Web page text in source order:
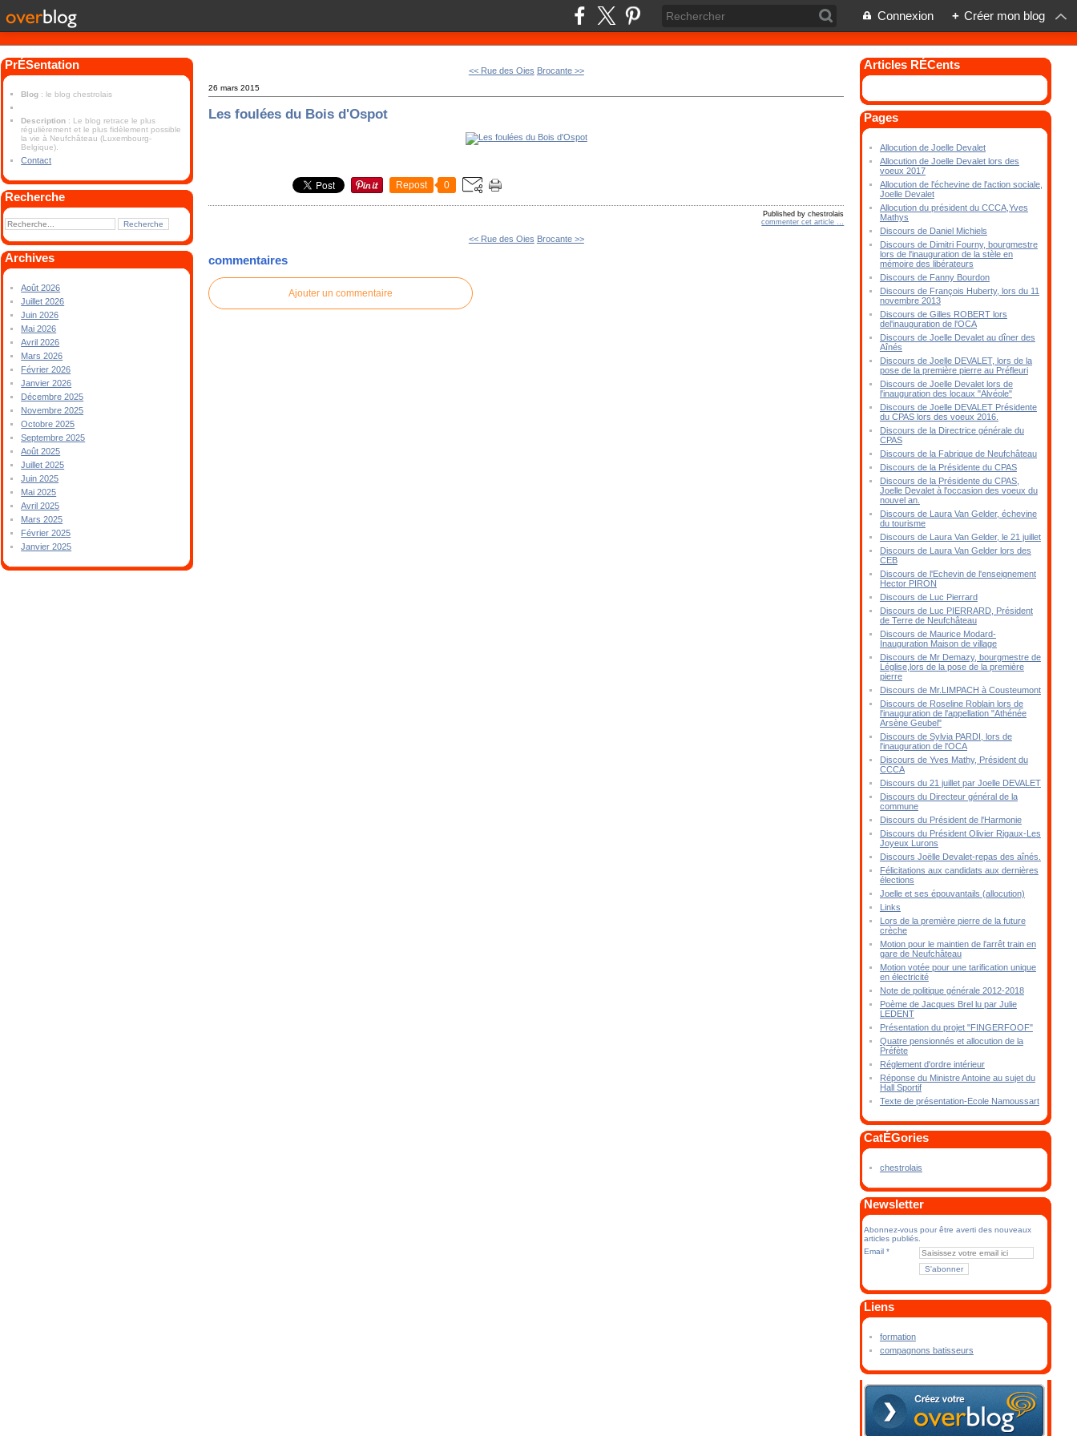
Connexion + Créer mon blog
PrÉSentation
Blog : le blog chestrolais
Description : Le blog retrace le plus
régulièrement et le plus fidèlement possible
la vie à Neufchâteau (Luxembourg-
Belgique).
Contact
Recherche
Archives
Août 2026
Juillet 2026
Juin 2026
Mai 2026
Avril 2026
Mars 2026
Février 2026
Janvier 2026
Décembre 2025
Novembre 2025
Octobre 2025
Septembre 2025
Août 2025
Juillet 2025
Juin 2025
Mai 2025
Avril 2025
Mars 2025
Février 2025
Janvier 2025
<< Rue des Oies Brocante >>
26 mars 2015
Les foulées du Bois d'Ospot
Repost 0
Published by chestrolais
commenter cet article
<< Rue des Oies Brocante >>
commentaires
Ajouter un commentaire
Articles RÉCents
Pages
Allocution de Joelle Devalet
Allocution de Joelle Devalet lors des
voeux 2017
Allocution de l'échevine de l'action sociale,
Joelle Devalet
Allocution du président du CCCA,Yves
Mathys
Discours de Daniel Michiels
Discours de Dimitri Fourny, bourgmestre
lors de l'inauguration de la stèle en
mémoire des libérateurs
Discours de Fanny Bourdon
Discours de François Huberty, lors du 11
novembre 2013
Discours de Gilles ROBERT lors
del'inauguration de l'OCA
Discours de Joelle Devalet au dîner des
Aînés
Discours de Joelle DEVALET, lors de la
pose de la première pierre au Préfleuri
Discours de Joelle Devalet lors de
l'inauguration des locaux "Alvéole"
Discours de Joelle DEVALET Présidente
du CPAS lors des voeux 2016.
Discours de la Directrice générale du
CPAS
Discours de la Fabrique de Neufchâteau
Discours de la Présidente du CPAS
Discours de la Présidente du CPAS,
Joelle Devalet à l'occasion des voeux du
nouvel an.
Discours de Laura Van Gelder, échevine
du tourisme
Discours de Laura Van Gelder, le 21 juillet
Discours de Laura Van Gelder lors des
CEB
Discours de l'Echevin de l'enseignement
Hector PIRON
Discours de Luc Pierrard
Discours de Luc PIERRARD, Président
de Terre de Neufchâteau
Discours de Maurice Modard-
Inauguration Maison de village
Discours de Mr Demazy, bourgmestre de
Léglise,lors de la pose de la première
pierre
Discours de Mr.LIMPACH à Cousteumont
Discours de Roseline Roblain lors de
l'inauguration de l'appellation "Athénée
Arsène Geubel"
Discours de Sylvia PARDI, lors de
l'inauguration de l'OCA
Discours de Yves Mathy, Président du
CCCA
Discours du 21 juillet par Joelle DEVALET
Discours du Directeur général de la
commune
Discours du Président de l'Harmonie
Discours du Président Olivier Rigaux-Les
Joyeux Lurons
Discours Joëlle Devalet-repas des aînés.
Félicitations aux candidats aux dernières
élections
Joelle et ses épouvantails (allocution)
Links
Lors de la première pierre de la future
crèche
Motion pour le maintien de l'arrêt train en
gare de Neufchâteau
Motion votée pour une tarification unique
en électricité
Note de politique générale 2012-2018
Poème de Jacques Brel lu par Julie
LEDENT
Présentation du projet "FINGERFOOF"
Quatre pensionnés et allocution de la
Préfète
Réglement d'ordre intérieur
Réponse du Ministre Antoine au sujet du
Hall Sportif
Texte de présentation-Ecole Namoussart
CatÉGories
chestrolais
Newsletter
Abonnez-vous pour être averti des nouveaux
articles publiés.
Email
Liens
formation
compagnons batisseurs